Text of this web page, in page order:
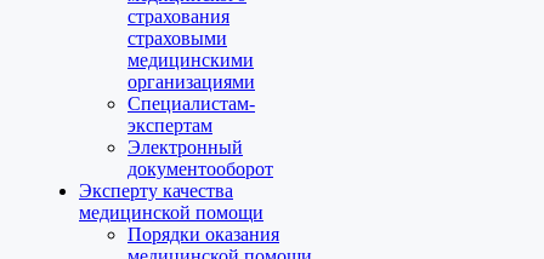
страхования
страховыми
медицинскими
организациями
Специалистам-
экспертам
Электронный
документооборот
Эксперту качества
медицинской помощи
Порядки оказания